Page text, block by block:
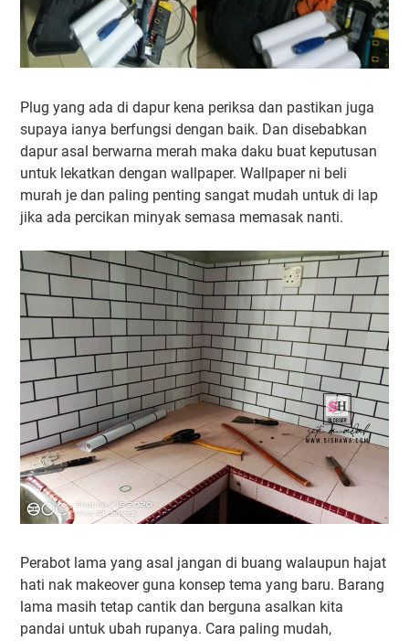
Plug yang ada di dapur kena periksa dan pastikan juga
supaya ianya berfungsi dengan baik. Dan disebabkan
dapur asal berwarna merah maka daku buat keputusan
untuk lekatkan dengan wallpaper. Wallpaper ni beli
murah je dan paling penting sangat mudah untuk di lap
jika ada percikan minyak semasa memasak nanti.
Perabot lama yang asal jangan di buang walaupun hajat
hati nak makeover guna konsep tema yang baru. Barang
lama masih tetap cantik dan berguna asalkan kita
pandai untuk ubah rupanya. Cara paling mudah,